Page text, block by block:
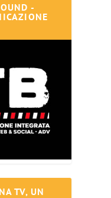
-
TV, UN